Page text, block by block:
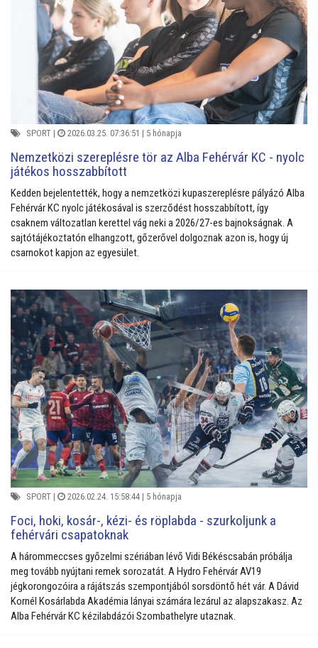
SPORT | 2026.03.25. 07:36:51 | 5 hónapja
Nemzetközi szereplésre tör az Alba Fehérvár KC - nyolc
játékos hosszabbított
Kedden bejelentették, hogy a nemzetközi kupaszereplésre pályázó Alba
Fehérvár KC nyolc játékosával is szerződést hosszabbított, így
csaknem változatlan kerettel vág neki a 2026/27-es bajnokságnak. A
sajtótájékoztatón elhangzott, gőzerővel dolgoznak azon is, hogy új
csarnokot kapjon az egyesület.
SPORT | 2026.02.24. 15:58:44 | 5 hónapja
Foci, hoki, kosár-, kézi- és röplabda - szurkoljunk a
fehérvári csapatoknak
A hárommeccses győzelmi szériában lévő Vidi Békéscsabán próbálja
meg tovább nyújtani remek sorozatát. A Hydro Fehérvár AV19
jégkorongozóira a rájátszás szempontjából sorsdöntő hét vár. A Dávid
Kornél Kosárlabda Akadémia lányai számára lezárul az alapszakasz. Az
Alba Fehérvár KC kézilabdázói Szombathelyre utaznak.